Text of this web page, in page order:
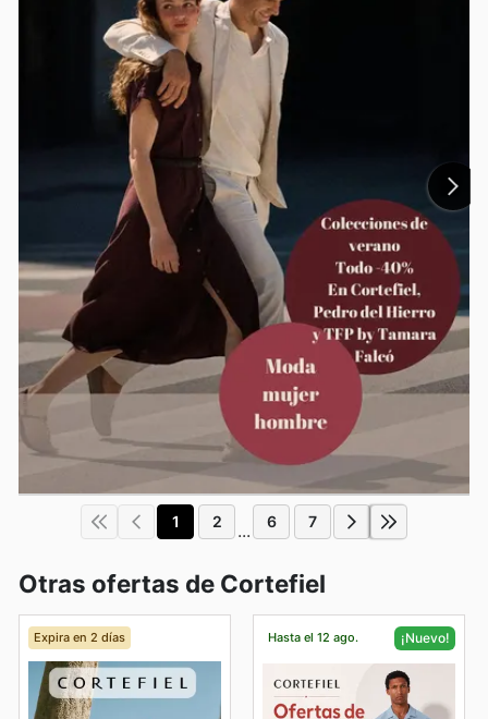
1 2 ... 6 7
Otras ofertas de Cortefiel
Expira en 2 días Hasta el 12 ago. ¡Nuevo!